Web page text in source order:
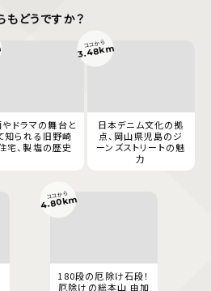
もどうですか？
ドラマの舞台と
知られる旧野崎
宅、製塩の歴史
日本デニム文化の拠
点、岡山県児島のジ
ーンズストリートの魅
力
ココから
3.48km
180段の厄除け石段！
厄除けの総本山 由加
ココから
4.80km